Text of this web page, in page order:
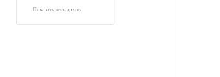
Показать весь архив